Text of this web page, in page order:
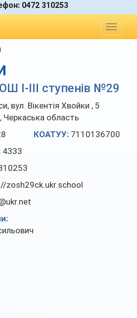
0472 310253
Toggle
І-ІІІ ступенів №29
вул. Вікентія Хвойки , 5
Черкаська область
КОАТУУ: 7110136700
4333
zosh29ck.ukr.school